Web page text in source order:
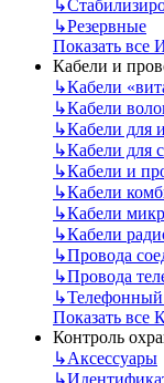
↳
↳Резервные
Показать все
Кабели и
↳Кабели
↳Кабели
↳Кабели для
↳Кабели для
↳Кабели и
↳Кабели
↳Кабели
↳Кабели
↳Провода
↳Провода
↳
Показать все
Контроль
↳Аксессуары
↳